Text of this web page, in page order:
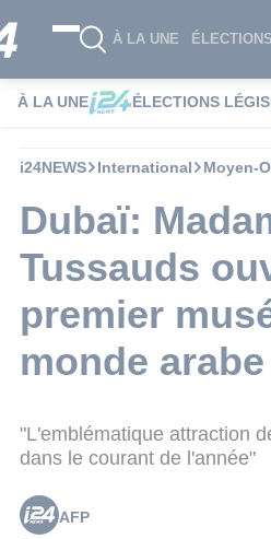
À LA UNE
À LA UNE ÉLECTIONS
i24NEWS International Moyen-
Dubaï:
Tussauds
premier
monde arabe
"L'emblématique attraction
dans le courant de l'année"
AFP